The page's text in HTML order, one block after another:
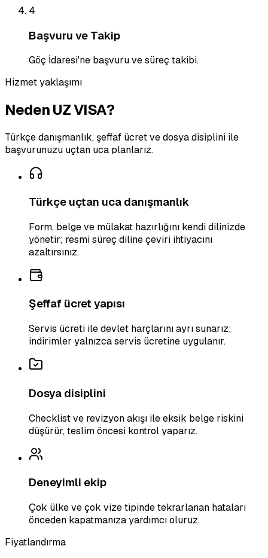
4
Başvuru ve Takip
Göç İdaresi'ne başvuru ve süreç takibi.
Hizmet yaklaşımı
Neden UZ VISA?
Türkçe danışmanlık, şeffaf ücret ve dosya disiplini ile
başvurunuzu uçtan uca planlarız.
Türkçe uçtan uca danışmanlık
Form, belge ve mülakat hazırlığını kendi dilinizde
yönetir; resmi süreç diline çeviri ihtiyacını
azaltırsınız.
Şeffaf ücret yapısı
Servis ücreti ile devlet harçlarını ayrı sunarız;
indirimler yalnızca servis ücretine uygulanır.
Dosya disiplini
Checklist ve revizyon akışı ile eksik belge riskini
düşürür, teslim öncesi kontrol yaparız.
Deneyimli ekip
Çok ülke ve çok vize tipinde tekrarlanan hataları
önceden kapatmanıza yardımcı oluruz.
Fiyatlandırma